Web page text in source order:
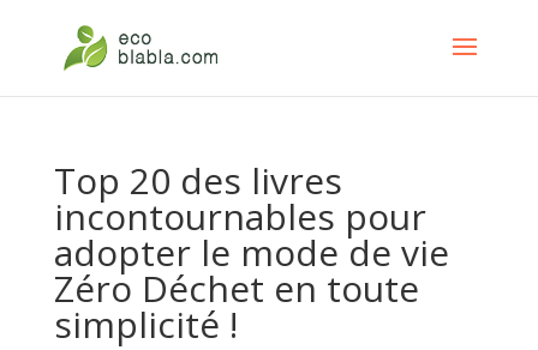
Top 20 des livres
incontournables pour
adopter le mode de vie
Zéro Déchet en toute
simplicité !